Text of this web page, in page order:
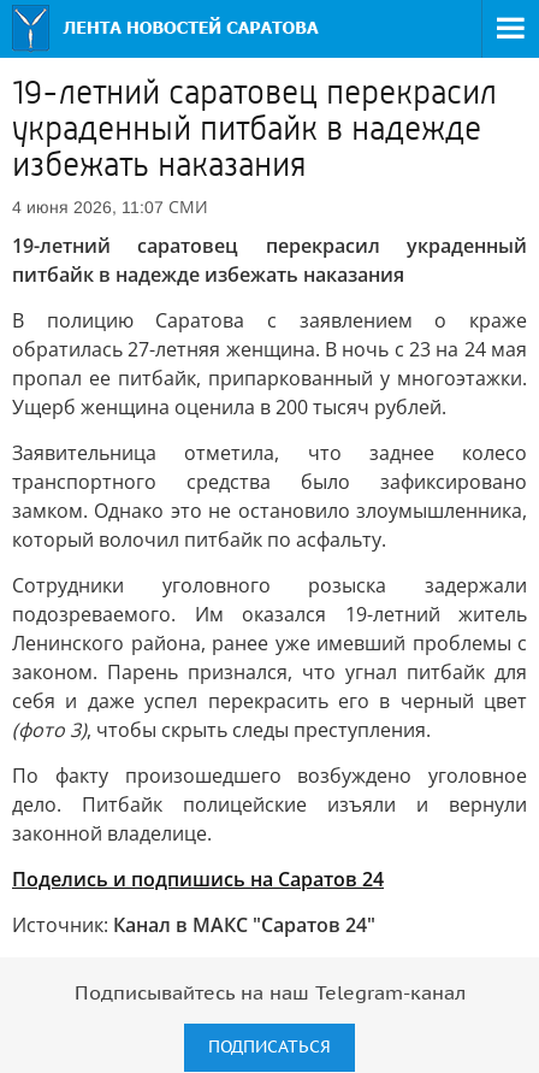
19-летний саратовец перекрасил
украденный питбайк в надежде
избежать наказания
4 июня 2026, 11:07 СМИ
19-летний саратовец перекрасил украденный
питбайк в надежде избежать наказания
В полицию Саратова с заявлением о краже
обратилась 27-летняя женщина. В ночь с 23 на 24 мая
пропал ее питбайк, припаркованный у многоэтажки.
Ущерб женщина оценила в 200 тысяч рублей.
Заявительница отметила, что заднее колесо
транспортного средства было зафиксировано
замком. Однако это не остановило злоумышленника,
который волочил питбайк по асфальту.
Сотрудники уголовного розыска задержали
подозреваемого. Им оказался 19-летний житель
Ленинского района, ранее уже имевший проблемы с
законом. Парень признался, что угнал питбайк для
себя и даже успел перекрасить его в черный цвет
(фото 3), чтобы скрыть следы преступления.
По факту произошедшего возбуждено уголовное
дело. Питбайк полицейские изъяли и вернули
законной владелице.
Поделись и подпишись на Саратов 24
Источник: Канал в МАКС "Саратов 24"
Подписывайтесь на наш Telegram-канал
ПОДПИСАТЬСЯ